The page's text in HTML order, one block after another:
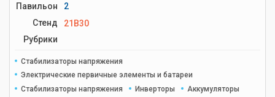
Павильон
2
Стенд
21B30
Рубрики
Стабилизаторы напряжения
Электрические первичные элементы и батареи
Стабилизаторы напряжения
Инверторы
Аккумуляторы